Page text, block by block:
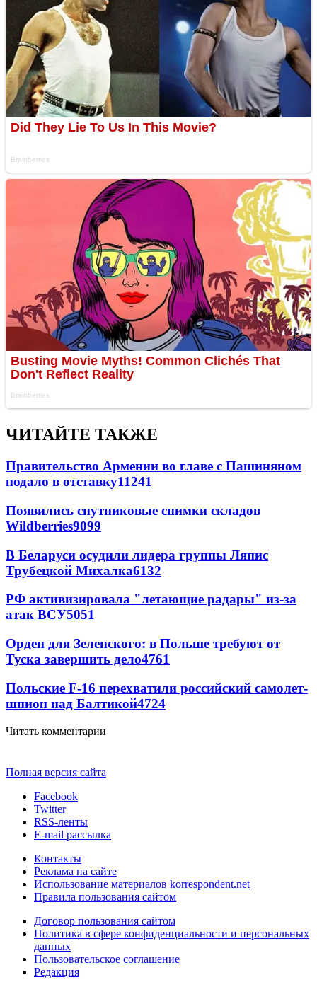
ЧИТАЙТЕ ТАКЖЕ
Правительство Армении во главе с Пашиняном
подало в отставку11241
Появились спутниковые снимки складов
Wildberries9099
В Беларуси осудили лидера группы Ляпис
Трубецкой Михалка6132
РФ активизировала "летающие радары" из-за
атак ВСУ5051
Орден для Зеленского: в Польше требуют от
Туска завершить дело4761
Польские F-16 перехватили российский самолет-
шпион над Балтикой4724
Читать комментарии
Полная версия сайта
Facebook
Twitter
RSS-ленты
E-mail рассылка
Контакты
Реклама на сайте
Использование материалов korrespondent.net
Правила пользования сайтом
Договор пользования сайтом
Политика в сфере конфиденциальности и персональных
данных
Пользовательское соглашение
Редакция